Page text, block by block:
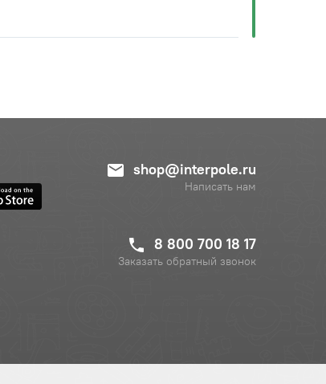
shop@interpole.ru
Написать нам
8 800 700 18 17
Заказать обратный звонок